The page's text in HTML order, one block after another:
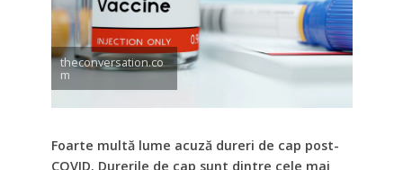
theconversation.co
m
Foarte multă lume acuză dureri de cap post-
COVID. Durerile de cap sunt dintre cele mai